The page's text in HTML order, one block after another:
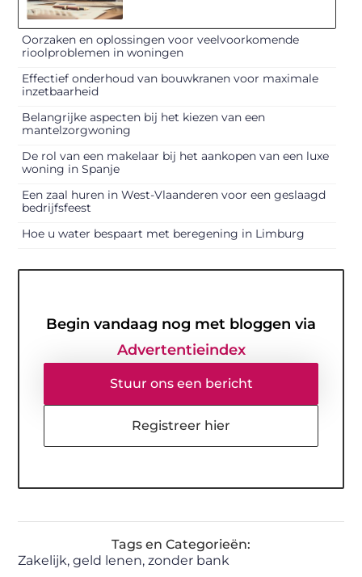
Oorzaken en oplossingen voor veelvoorkomende
rioolproblemen in woningen
Effectief onderhoud van bouwkranen voor maximale
inzetbaarheid
Belangrijke aspecten bij het kiezen van een
mantelzorgwoning
De rol van een makelaar bij het aankopen van een luxe
woning in Spanje
Een zaal huren in West-Vlaanderen voor een geslaagd
bedrijfsfeest
Hoe u water bespaart met beregening in Limburg
Begin vandaag nog met bloggen via
Advertentieindex
Stuur ons een bericht
Registreer hier
Tags en Categorieën:
Zakelijk,geld lenen,zonder bank